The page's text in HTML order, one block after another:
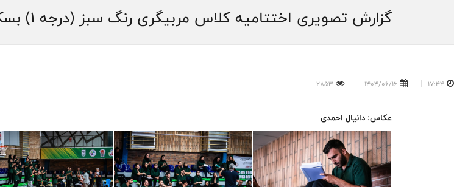
گزارش تصویری اختتامیه کلاس مربیگری رنگ سبز (درجه ۱) بسکتبال به میزبانی شهر قدس
17:44
1404/06/16
2853
عکاس: دانیال احمدی